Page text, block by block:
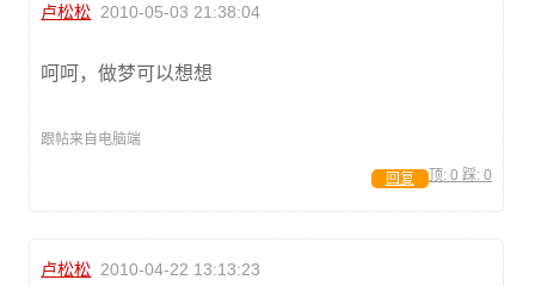
卢松松 2010-05-03 21:38:04
呵呵，做梦可以想想
跟帖来自电脑端
顶: 0 踩: 0
回复
卢松松 2010-04-22 13:13:23